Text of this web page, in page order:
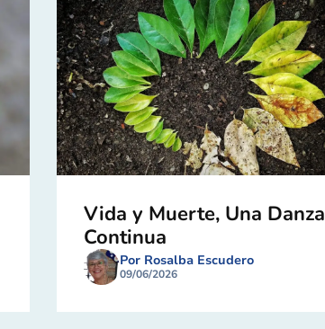
Vida y Muerte, Una Danza
Continua
Por Rosalba Escudero
09/06/2026